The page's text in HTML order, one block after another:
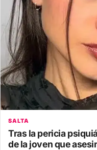
SALTA
Tras la pericia
de la joven que